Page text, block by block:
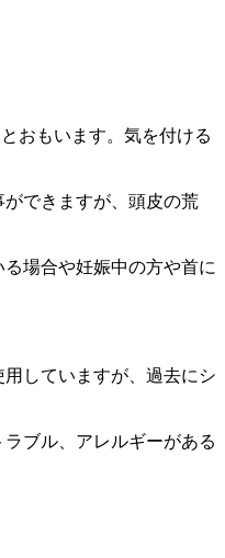
おもいます。気を付ける
できますが、頭皮の荒
場合や妊娠中の方や首に
していますが、過去にシ
ブル、アレルギーがある